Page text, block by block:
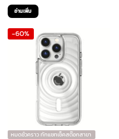
price
was:
1,790 ฿.590 ฿.
อ่านเพิ่ม
-60%
หมดชั่วคราว ทักแชทเช็คสต๊อกสาขา